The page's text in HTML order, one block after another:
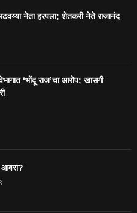
नेता हरपला; शेतकरी नेते राजानंद
‘भोंदू राज’चा आरोप; खासगी
आवरा?